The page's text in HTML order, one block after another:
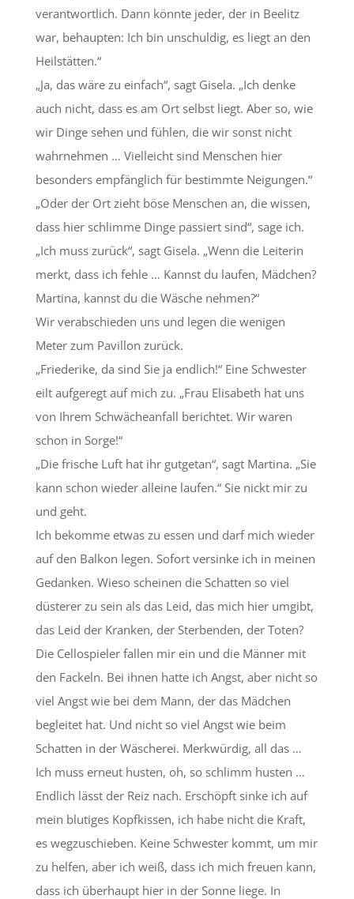
verantwortlich. Dann könnte jeder, der in Beelitz
war, behaupten: Ich bin unschuldig, es liegt an den
Heilstätten.“
„Ja, das wäre zu einfach“, sagt Gisela. „Ich denke
auch nicht, dass es am Ort selbst liegt. Aber so, wie
wir Dinge sehen und fühlen, die wir sonst nicht
wahrnehmen … Vielleicht sind Menschen hier
besonders empfänglich für bestimmte Neigungen.“
„Oder der Ort zieht böse Menschen an, die wissen,
dass hier schlimme Dinge passiert sind“, sage ich.
„Ich muss zurück“, sagt Gisela. „Wenn die Leiterin
merkt, dass ich fehle … Kannst du laufen, Mädchen?
Martina, kannst du die Wäsche nehmen?“
Wir verabschieden uns und legen die wenigen
Meter zum Pavillon zurück.
„Friederike, da sind Sie ja endlich!“ Eine Schwester
eilt aufgeregt auf mich zu. „Frau Elisabeth hat uns
von Ihrem Schwächeanfall berichtet. Wir waren
schon in Sorge!“
„Die frische Luft hat ihr gutgetan“, sagt Martina. „Sie
kann schon wieder alleine laufen.“ Sie nickt mir zu
und geht.
Ich bekomme etwas zu essen und darf mich wieder
auf den Balkon legen. Sofort versinke ich in meinen
Gedanken. Wieso scheinen die Schatten so viel
düsterer zu sein als das Leid, das mich hier umgibt,
das Leid der Kranken, der Sterbenden, der Toten?
Die Cellospieler fallen mir ein und die Männer mit
den Fackeln. Bei ihnen hatte ich Angst, aber nicht so
viel Angst wie bei dem Mann, der das Mädchen
begleitet hat. Und nicht so viel Angst wie beim
Schatten in der Wäscherei. Merkwürdig, all das …
Ich muss erneut husten, oh, so schlimm husten …
Endlich lässt der Reiz nach. Erschöpft sinke ich auf
mein blutiges Kopfkissen, ich habe nicht die Kraft,
es wegzuschieben. Keine Schwester kommt, um mir
zu helfen, aber ich weiß, dass ich mich freuen kann,
dass ich überhaupt hier in der Sonne liege. In